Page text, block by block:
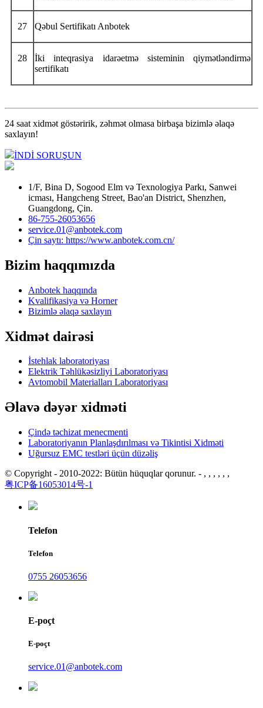
27 Qəbul Sertifikatı Anbotek
28
İki inteqrasiya idarəetmə sisteminin qiymətləndirmə
sertifikatı
24 saat xidmət göstəririk, zəhmət olmasa birbaşa bizimlə əlaqə
saxlayın!
İNDİ SORUŞUN
1/F, Bina D, Sogood Elm və Texnologiya Parkı, Sanwei
icması, Hangcheng Street, Bao'an District, Shenzhen,
Guangdong, Çin.
86-755-26053656
service.01@anbotek.com
Çin saytı: https://www.anbotek.com.cn/
Bizim haqqımızda
Anbotek haqqında
Kvalifikasiya və Horner
Bizimlə əlaqə saxlayın
Xidmət dairəsi
İstehlak laboratoriyası
Elektrik Təhlükəsizliyi Laboratoriyası
Avtomobil Materialları Laboratoriyası
Əlavə dəyər xidməti
Çində təchizat menecmenti
Laboratoriyanın Planlaşdırılması və Tikintisi Xidməti
Uğursuz EMC testləri üçün düzəliş
© Copyright - 2010-2022: Bütün hüquqlar qorunur. - , , , , , ,
粤ICP备16053014号-1
Telefon
Telefon
0755 26053656
E-poçt
E-poçt
service.01@anbotek.com